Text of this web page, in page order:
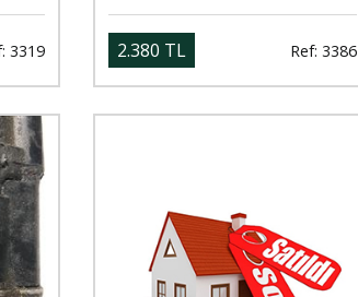
3319 2.380 TL Ref: 3386